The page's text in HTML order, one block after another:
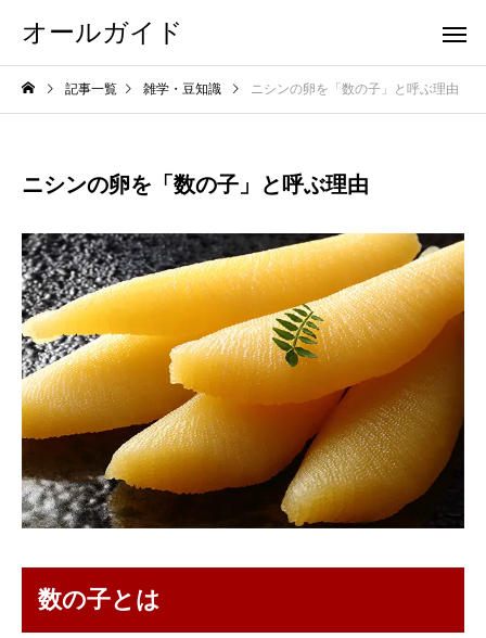
オールガイド
記事一覧 雑学・豆知識 ニシンの卵を「数の子」と呼ぶ理由
ニシンの卵を「数の子」と呼ぶ理由
数の子とは